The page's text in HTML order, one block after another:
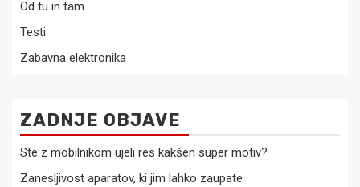
Od tu in tam
Testi
Zabavna elektronika
ZADNJE OBJAVE
Ste z mobilnikom ujeli res kakšen super motiv?
Zanesljivost aparatov, ki jim lahko zaupate